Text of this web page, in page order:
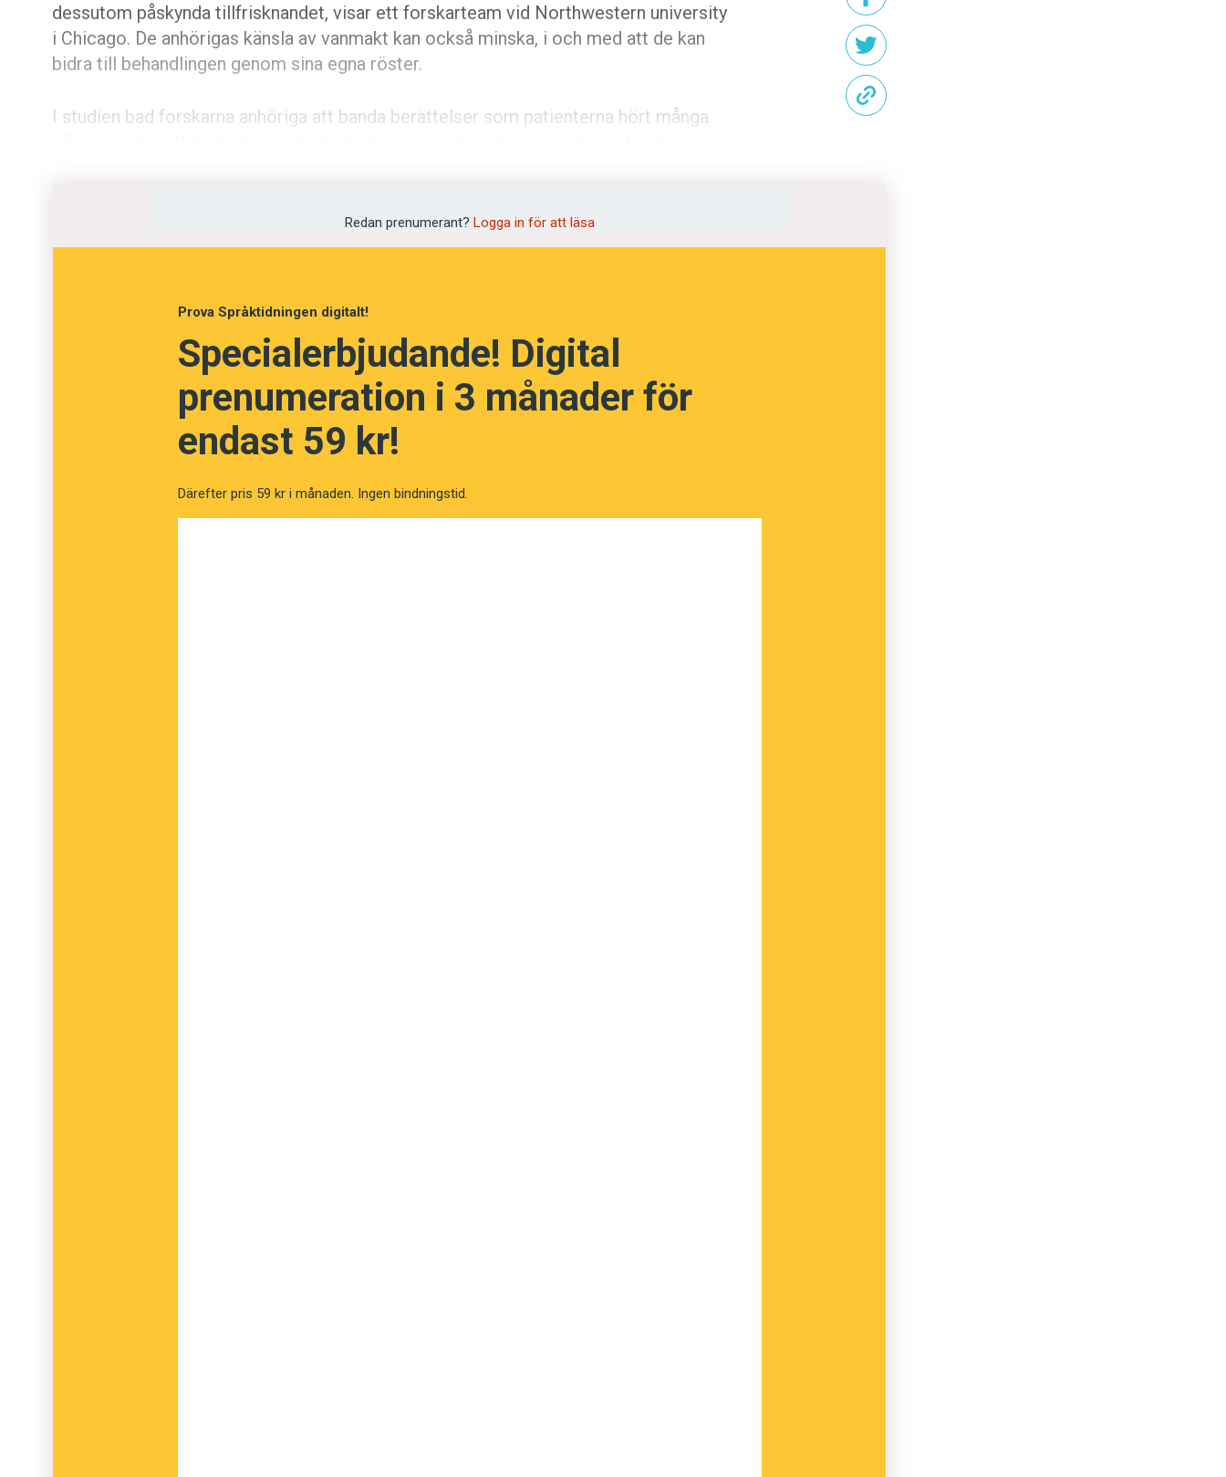
dessutom påskynda tillfrisknandet, visar ett forskarteam vid Northwestern university
i Chicago. De anhörigas känsla av vanmakt kan också minska, i och med att de kan
bidra till behandlingen genom sina egna röster.
I studien bad forskarna anhöriga att banda berättelser som patienterna hört många
med språkförståelse och långtidsminne aktiverades, och de patienter som fått den
här typen av stimulans återfick också medvetandet snabbare än de patienter som
Redan prenumerant? Logga in för att läsa
Prova Språktidningen digitalt!
Specialerbjudande! Digital
prenumeration i 3 månader för
endast 59 kr!
Därefter pris 59 kr i månaden. Ingen bindningstid.